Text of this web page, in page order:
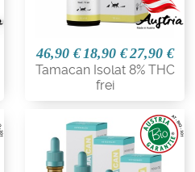
46,90 € 18,90 €27,90 €
Tamacan Isolat 8% THC
frei